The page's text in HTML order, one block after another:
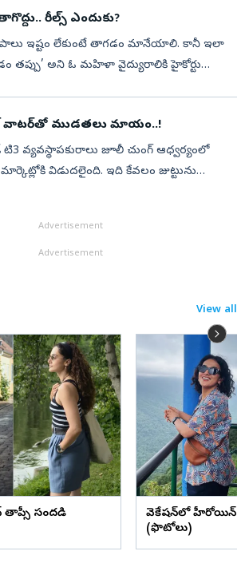
రీల్స్‌ ఎందుకు?
పాలు ఇష్టం లేకుంటే తాగడం మానేయాలి. కానీ ఇలా
తప్పు’ అని ఓ మహిళా వైద్యురాలికి హైకోర్టు
వాటర్‌తో ముడతలు మాయం..!
టి3 వ్యవస్థాపకురాలు జూలీ చుంగ్‌ ఆధ్వర్యంలో
విడుదలైంది. ఇది కేవలం జుట్టును
Advertisement
Advertisement
View all
తాప్సీ సందడి
వెకేషన్‌లో హీరోయిన్
(ఫొటోలు)